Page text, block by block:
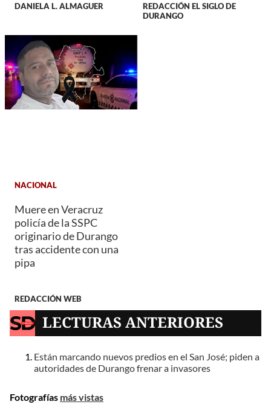
DANIELA L. ALMAGUER
REDACCIÓN EL SIGLO DE
DURANGO
NACIONAL
Muere en Veracruz
policía de la SSPC
originario de Durango
tras accidente con una
pipa
REDACCIÓN WEB
LECTURAS ANTERIORES
Están marcando nuevos predios en el San José; piden a
autoridades de Durango frenar a invasores
Fotografías más vistas